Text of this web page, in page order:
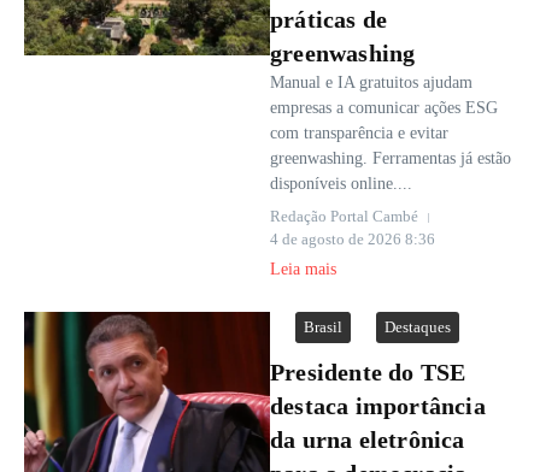
práticas de
greenwashing
Manual e IA gratuitos ajudam
empresas a comunicar ações ESG
com transparência e evitar
greenwashing. Ferramentas já estão
disponíveis online....
Redação Portal Cambé
4 de agosto de 2026 8:36
Leia mais
Brasil Destaques
Presidente do TSE
destaca importância
da urna eletrônica